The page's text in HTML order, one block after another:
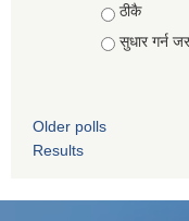
ठीकै
सुधार गर्न
Older polls
Results